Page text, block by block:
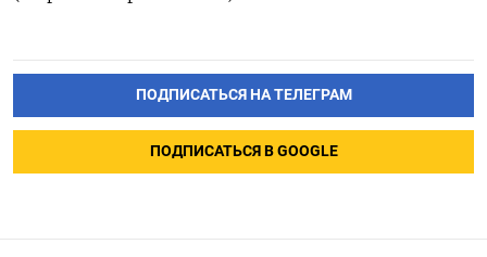
ПОДПИСАТЬСЯ НА ТЕЛЕГРАМ
ПОДПИСАТЬСЯ В GOOGLE